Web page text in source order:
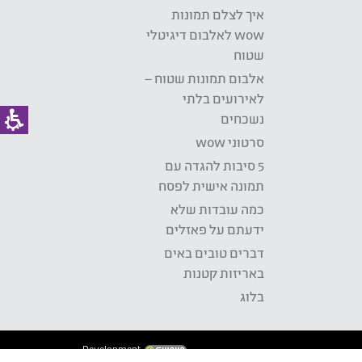
איך לצלם תמונות
wow לאלבום דיגיטלי
שטוח
אלבום תמונות שטוח –
לאירועים בלתי
נשכחים
סרטוני wow
5 סיבות להגדה עם
תמונה אישית לפסח
כמה עובדות שלא
ידעתם על פאזלים
דברים טובים באים
באריזות קטנות
בלוג
Development: